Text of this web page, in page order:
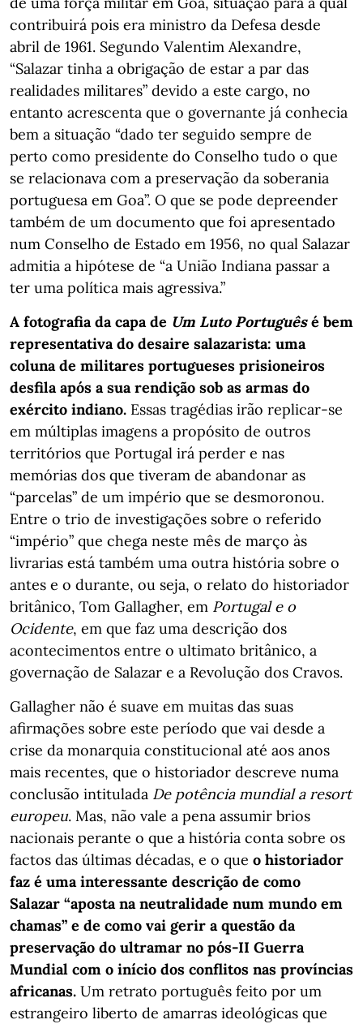
contribuirá pois era ministro da Defesa desde
abril de 1961. Segundo Valentim Alexandre,
“Salazar tinha a obrigação de estar a par das
realidades militares” devido a este cargo, no
entanto acrescenta que o governante já conhecia
bem a situação “dado ter seguido sempre de
perto como presidente do Conselho tudo o que
se relacionava com a preservação da soberania
portuguesa em Goa”. O que se pode depreender
também de um documento que foi apresentado
num Conselho de Estado em 1956, no qual Salazar
admitia a hipótese de “a União Indiana passar a
ter uma política mais agressiva.”
A fotografia da capa de Um Luto Portuguêsé bem
representativa do desaire salazarista: uma
coluna de militares portugueses prisioneiros
desfila após a sua rendição sob as armas do
exército indiano. Essas tragédias irão replicar-se
em múltiplas imagens a propósito de outros
territórios que Portugal irá perder e nas
memórias dos que tiveram de abandonar as
“parcelas” de um império que se desmoronou.
Entre o trio de investigações sobre o referido
“império” que chega neste mês de março às
livrarias está também uma outra história sobre o
antes e o durante, ou seja, o relato do historiador
britânico, Tom Gallagher, em Portugal e o
Ocidente, em que faz uma descrição dos
acontecimentos entre o ultimato britânico, a
governação de Salazar e a Revolução dos Cravos.
Gallagher não é suave em muitas das suas
afirmações sobre este período que vai desde a
crise da monarquia constitucional até aos anos
mais recentes, que o historiador descreve numa
conclusão intitulada De potência mundial a resort
europeu. Mas, não vale a pena assumir brios
nacionais perante o que a história conta sobre os
factos das últimas décadas, e o que o historiador
faz é uma interessante descrição de como
Salazar “aposta na neutralidade num mundo em
chamas” e de como vai gerir a questão da
preservação do ultramar no pós-II Guerra
Mundial com o início dos conflitos nas províncias
africanas. Um retrato português feito por um
estrangeiro liberto de amarras ideológicas que